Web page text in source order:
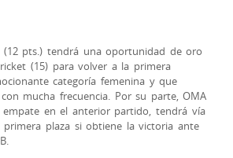
(12 pts.) tendrá una oportunidad de oro
(15) para volver a la primera
categoría femenina y que
mucha frecuencia. Por su parte, OMA
empate en el anterior partido, tendrá vía
plaza si obtiene la victoria ante